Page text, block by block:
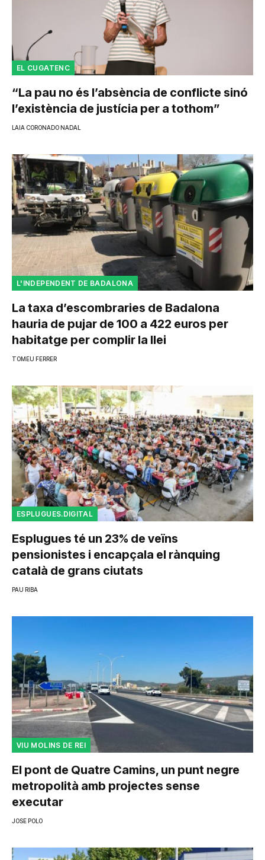
EL CUGATENC
“La pau no és l’absència de conflicte sinó
l’existència de justícia per a tothom”
LAIA CORONADO NADAL
L'INDEPENDENT DE BADALONA
La taxa d’escombraries de Badalona
hauria de pujar de 100 a 422 euros per
habitatge per complir la llei
TOMEU FERRER
ESPLUGUES.DIGITAL
Esplugues té un 23% de veïns
pensionistes i encapçala el rànquing
català de grans ciutats
PAU RIBA
VIU MOLINS DE REI
El pont de Quatre Camins, un punt negre
metropolità amb projectes sense
executar
JOSE POLO